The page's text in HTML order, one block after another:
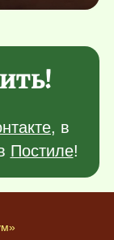
, в
Постиле!